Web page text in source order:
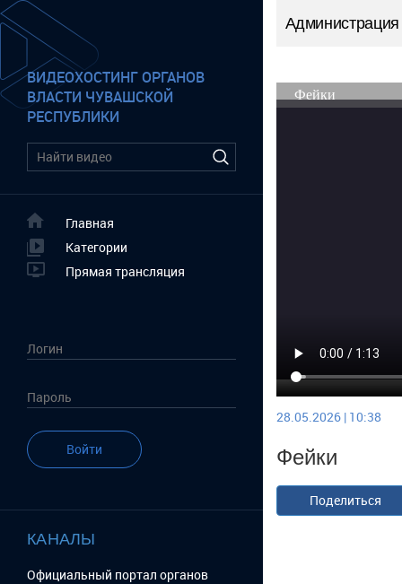
ВИДЕОХОСТИНГ ОРГАНОВ
ВЛАСТИ ЧУВАШСКОЙ
РЕСПУБЛИКИ
Главная
Категории
Прямая трансляция
Войти
КАНАЛЫ
Официальный портал органов
28.05.2026 | 10:38
Фейки
Поделиться